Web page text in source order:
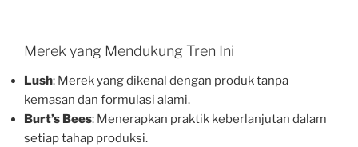
Merek yang Mendukung Tren Ini
Lush: Merek yang dikenal dengan produk tanpa
kemasan dan formulasi alami.
Burt’s Bees: Menerapkan praktik keberlanjutan dalam
setiap tahap produksi.